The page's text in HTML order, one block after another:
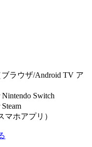
ラウザ/Android TV ア
Switch
マホアプリ）